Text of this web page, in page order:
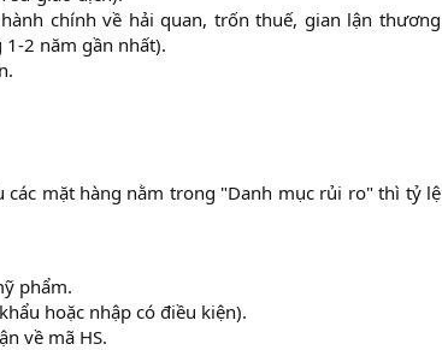
chính về hải quan, trốn thuế, gian lận thương
2 năm gần nhất).​
mặt hàng nằm trong "Danh mục rủi ro" thì tỷ lệ
phẩm.​
hoặc nhập có điều kiện).​
về mã HS.​